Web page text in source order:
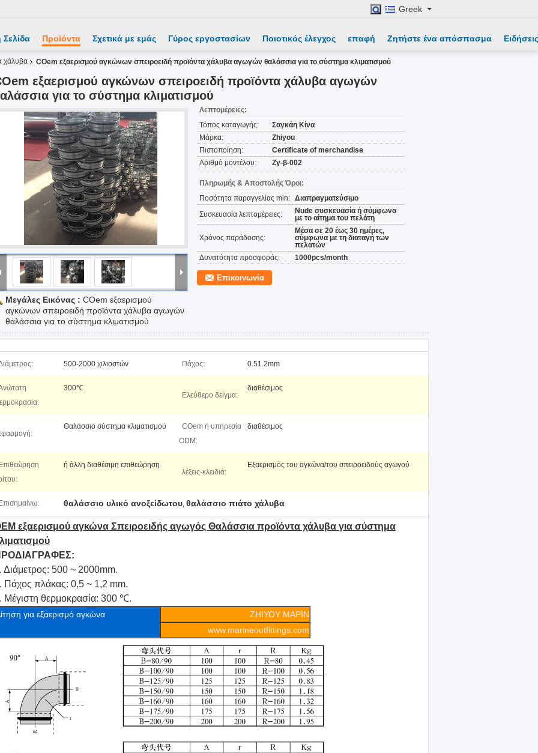
Greek
Σελίδα Προϊόντα Σχετικά με εμάς Γύρος εργοστασίων Ποιοτικός έλεγχος επαφή Ζητήστε ένα απόσπασμα
χάλυβα COem εξαερισμού αγκώνων σπειροειδή προϊόντα χάλυβα αγωγών θαλάσσια για το σύστημα κλιματισμού
εξαερισμού αγκώνων σπειροειδή προϊόντα χάλυβα αγωγών
για το σύστημα κλιματισμού
Μεγάλες Εικόνας : COem εξαερισμού
αγκώνων σπειροειδή προϊόντα χάλυβα αγωγών
θαλάσσια για το σύστημα κλιματισμού
Λεπτομέρειες:
Τόπος καταγωγής:
Σαγκάη Κίνα
Μάρκα:
Zhiyou
Πιστοποίηση:
Certificate of merchandise
Αριθμό μοντέλου:
Zy-β-002
Πληρωμής & Αποστολής Όροι:
Ποσότητα παραγγελίας min: Διαπραγματεύσιμο
Συσκευασία λεπτομέρειες:
Nude συσκευασία ή σύμφωνα
με το αίτημα του πελάτη
Χρόνος παράδοσης:
Μέσα σε 20 έως 30 ημέρες,
σύμφωνα με τη διαταγή των
πελατών
Δυνατότητα προσφοράς:
1000pcs/month
Επικοινωνία
500-2000 χιλιοστών Πάχος: 0.51.2mm
300℃
Ελεύθερο δείγμα:
διαθέσιμος
Θαλάσσιο σύστημα κλιματισμού
COem ή υπηρεσία
ODM:
διαθέσιμος
Επιθεώρηση
ή άλλη διαθέσιμη επιθεώρηση
λέξεις-κλειδιά:
Εξαερισμός του αγκώνα/του σπειροειδούς αγωγού
Επισημαίνω: θαλάσσιο υλικό ανοξείδωτου, θαλάσσιο πιάτο χάλυβα
εξαερισμού αγκώνα Σπειροειδής αγωγός Θαλάσσια προϊόντα χάλυβα για σύστημα
Διάμετρος: 500 ~ 2000mm.
Πάχος πλάκας: 0,5 ~ 1,2 mm.
Μέγιστη θερμοκρασία: 300 ℃.
για εξαερισμό αγκώνα
ΖΗΙΥΟΥ ΜΑΡΙΝ
www.marineoutfittings.com